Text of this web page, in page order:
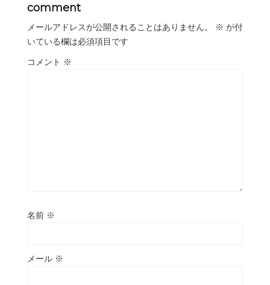
comment
メールアドレスが公開されることはありません。 ※ が付
いている欄は必須項目です
コメント ※
名前 ※
メール ※